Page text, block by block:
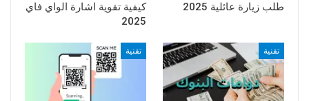
طلب زيارة عائلية 2025
كيفية تقوية اشارة الواي فاي
2025
تقنية تقنية